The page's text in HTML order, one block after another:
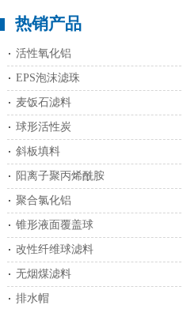
热销产品
活性氧化铝
EPS泡沫滤珠
麦饭石滤料
球形活性炭
斜板填料
阳离子聚丙烯酰胺
聚合氯化铝
锥形液面覆盖球
改性纤维球滤料
无烟煤滤料
排水帽